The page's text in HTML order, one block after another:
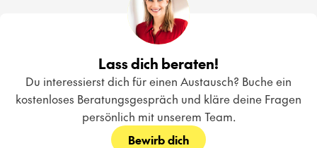
Lass dich beraten!
Du interessierst dich für einen Austausch? Buche ein
kostenloses Beratungsgespräch und kläre deine Fragen
persönlich mit unserem Team.
Bewirb dich